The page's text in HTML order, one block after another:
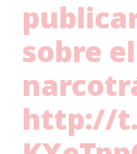
sobre el
http://